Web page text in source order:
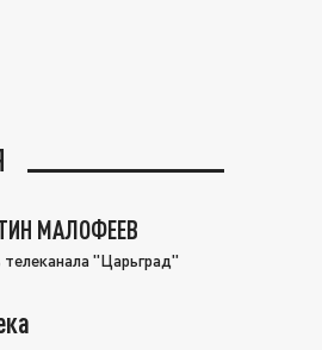
МАЛОФЕЕВ
телеканала "Царьград"